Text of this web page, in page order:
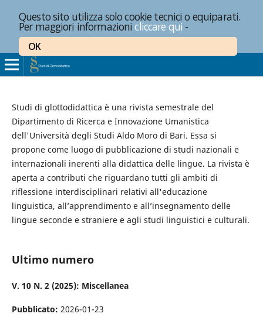
Questo sito utilizza solo cookie tecnici o equiparati.
Per maggiori informazionicliccare qui -
OK
Studi di glottodidattica è una rivista semestrale del
Dipartimento di Ricerca e Innovazione Umanistica
dell'Università degli Studi Aldo Moro di Bari. Essa si
propone come luogo di pubblicazione di studi nazionali e
internazionali inerenti alla didattica delle lingue. La rivista è
aperta a contributi che riguardano tutti gli ambiti di
riflessione interdisciplinari relativi all'educazione
linguistica, all’apprendimento e all’insegnamento delle
lingue seconde e straniere e agli studi linguistici e culturali.
Ultimo numero
V. 10 N. 2 (2025): Miscellanea
Pubblicato: 2026-01-23